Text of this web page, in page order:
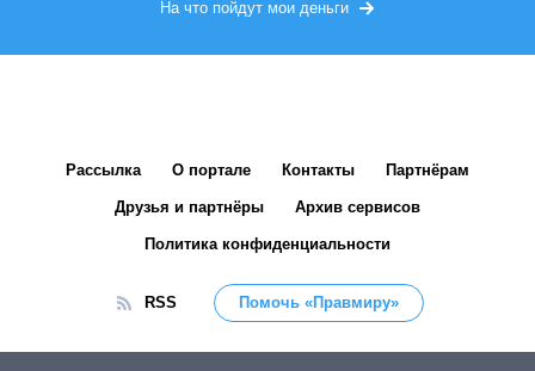
На что пойдут мои деньги
Рассылка О портале Контакты Партнёрам
Друзья и партнёры Архив сервисов
Политика конфиденциальности
RSS Помочь «Правмиру»